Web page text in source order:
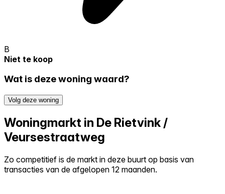
B
Niet te koop
Wat is deze woning waard?
Volg deze woning
Woningmarkt in De Rietvink /
Veursestraatweg
Zo competitief is de markt in deze buurt op basis van
transacties van de afgelopen 12 maanden.